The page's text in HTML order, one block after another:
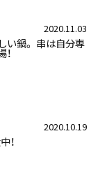
2020.11.03
い鍋。 串は自分専
2020.10.19
！